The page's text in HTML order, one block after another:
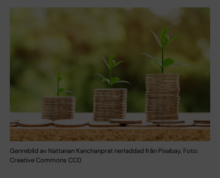
Genrebild av Nattanan Kanchanprat nerladdad från Pixabay. Foto:
Creative Commons CC0